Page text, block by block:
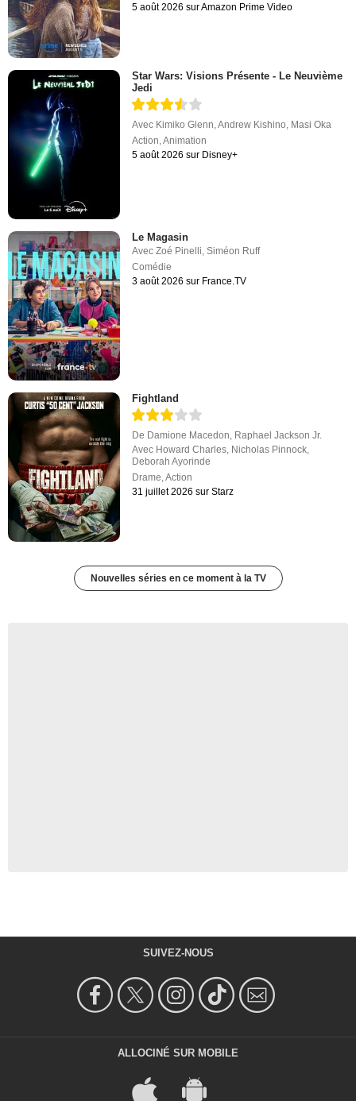
5 août 2026 sur Amazon Prime Video
Star Wars: Visions Présente - Le Neuvième
Jedi
Avec Kimiko Glenn ,Andrew Kishino Masi Oka
Action ,Animation
5 août 2026 sur Disney+
Le Magasin
AvecZoé Pinelli,Siméon Ruff
Comédie
3 août 2026 sur France.TV
Fightland
De Damione Macedon, Raphael Jackson Jr.
Avec Howard Charles, Nicholas Pinnock,
Deborah Ayorinde
Drame,Action
31 juillet 2026 sur Starz
Nouvelles séries en ce moment à la TV
SUIVEZ-NOUS
ALLOCINÉ SUR MOBILE